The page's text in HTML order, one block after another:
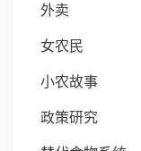
外卖
女农民
小农故事
政策研究